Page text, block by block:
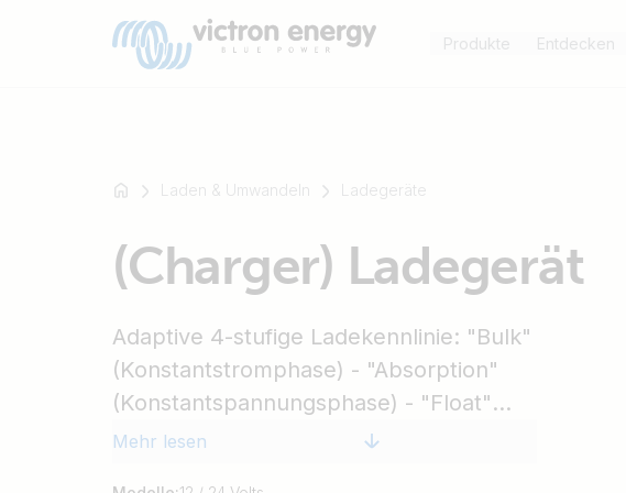
Produkte Entdecken
Laden & Umwandeln Ladegeräte
(Charger) Ladegerät
Adaptive 4-stufige Ladekennlinie: "Bulk"
(Konstantstromphase) - "Absorption"
(Konstantspannungsphase) - "Float"
(Ladeerhaltungsspannungsphase)- "Storgage"
Mehr lesen